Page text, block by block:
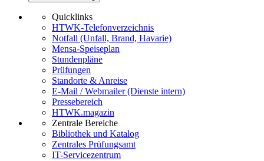
Quicklinks
HTWK-Telefonverzeichnis
Notfall (Unfall, Brand, Havarie)
Mensa-Speiseplan
Stundenpläne
Prüfungen
Standorte & Anreise
E-Mail / Webmailer (Dienste intern)
Pressebereich
HTWK.magazin
Zentrale Bereiche
Bibliothek und Katalog
Zentrales Prüfungsamt
IT-Servicezentrum